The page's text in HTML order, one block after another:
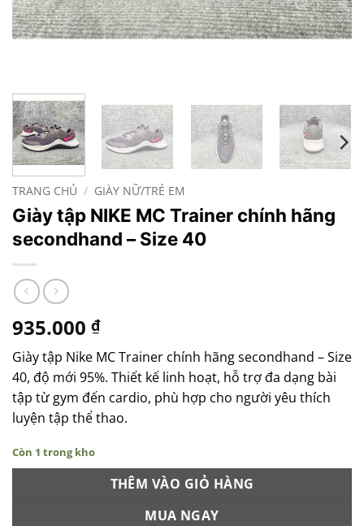
TRANG CHỦ / GIÀY NỮ/TRẺ EM
Giày tập NIKE MC Trainer chính hãng
secondhand – Size 40
935.000 ₫
Giày tập Nike MC Trainer chính hãng secondhand – Size
40, độ mới 95%. Thiết kế linh hoạt, hỗ trợ đa dạng bài
tập từ gym đến cardio, phù hợp cho người yêu thích
luyện tập thể thao.
Còn 1 trong kho
THÊM VÀO GIỎ HÀNG
MUA NGAY